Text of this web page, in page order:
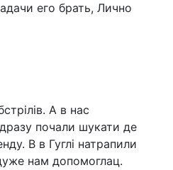
его брать, Лично
А в нас
почали шукати де
В в Гуглі натрапили
нам допомоглац.